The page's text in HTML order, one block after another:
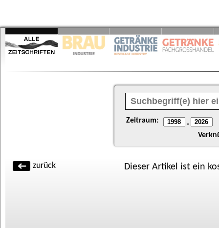
Zeitraum: -
zurück Dieser Artikel ist ein